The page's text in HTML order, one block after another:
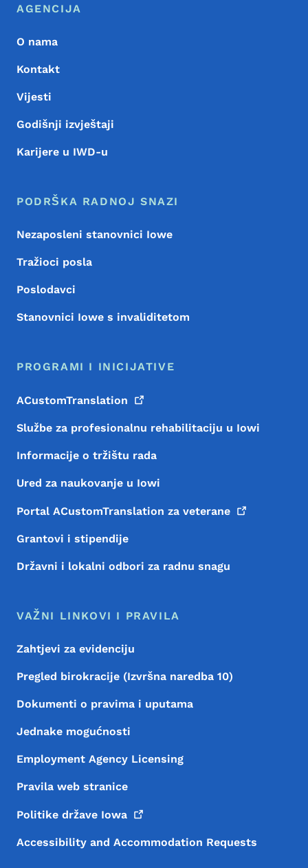
Meni podnožja
Footer
AGENCIJA
O nama
Kontakt
Vijesti
Godišnji izvještaji
Karijere u IWD-u
PODRŠKA RADNOJ SNAZI
Nezaposleni stanovnici Iowe
Tražioci posla
Poslodavci
Stanovnici Iowe s invaliditetom
PROGRAMI I INICIJATIVE
ACustomTranslation
Službe za profesionalnu rehabilitaciju u Iowi
Informacije o tržištu rada
Ured za naukovanje u Iowi
Portal ACustomTranslation za veterane
Grantovi i stipendije
Državni i lokalni odbori za radnu snagu
VAŽNI LINKOVI I PRAVILA
Zahtjevi za evidenciju
Pregled birokracije (Izvršna naredba 10)
Dokumenti o pravima i uputama
Jednake mogućnosti
Employment Agency Licensing
Pravila web stranice
Politike države Iowa
Accessibility and Accommodation Requests